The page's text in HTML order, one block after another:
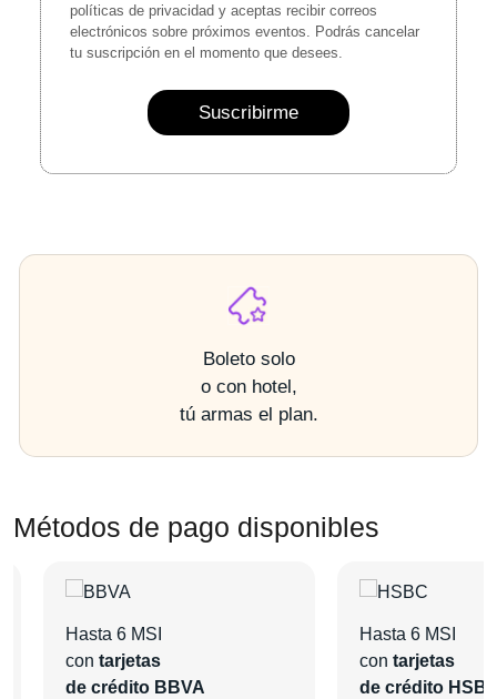
políticas de privacidad y aceptas recibir correos
electrónicos sobre próximos eventos. Podrás cancelar
tu suscripción en el momento que desees.
Suscribirme
Boleto solo
o con hotel,
tú armas el plan.
Métodos de pago disponibles
Hasta 6 MSI
con tarjetas
de crédito BBVA
Hasta 6 MSI
con tarjetas
de crédito